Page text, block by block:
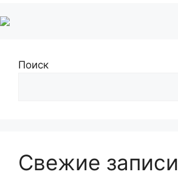
Поиск
Свежие записи